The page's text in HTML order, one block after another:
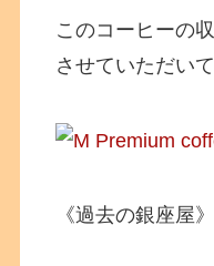
このコーヒーの
させていただい
《過去の銀座屋》